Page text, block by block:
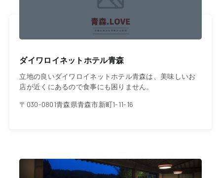
ダイワロイネットホテル青森
立地の良いダイワロイネットホテル青森は、美味しいお
店が近くにあるので食事にも困りません。
〒030-0801青森県青森市新町1-11-16